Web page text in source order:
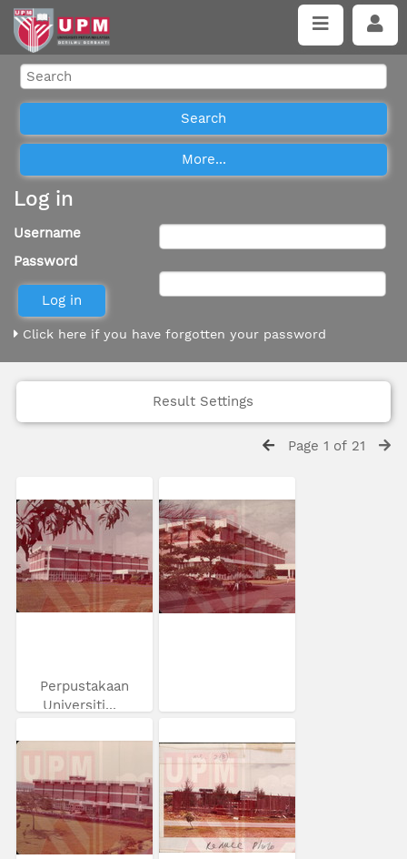
Log in
Username
Password
Click here if you have forgotten your password
Result Settings
Page 1 of 21
Perpustakaan
Universiti...